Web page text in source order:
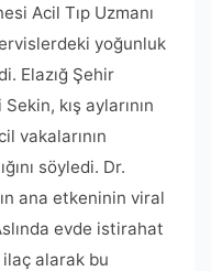
Acil Tıp Uzmanı
yoğunluk
Elazığ Şehir
kış aylarının
vakalarının
söyledi. Dr.
ana etkeninin viral
evde istirahat
alarak bu